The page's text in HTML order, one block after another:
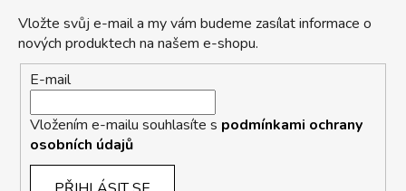
Vložte svůj e-mail a my vám budeme zasílat informace o
nových produktech na našem e-shopu.
E-mail
Vložením e-mailu souhlasíte s podmínkami ochrany
osobních údajů